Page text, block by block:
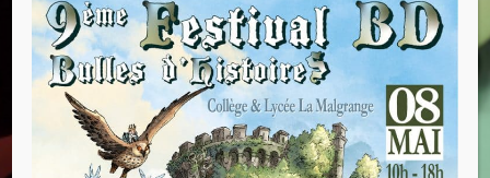
Cet open a rassemblé une cinquantaine
d’élèves de différents établissements, afin de
découvrir et se perfectionner mais aussi
s’initier au tennis de table handisport. 3
ateliers étaient proposés : handisport T.T. –